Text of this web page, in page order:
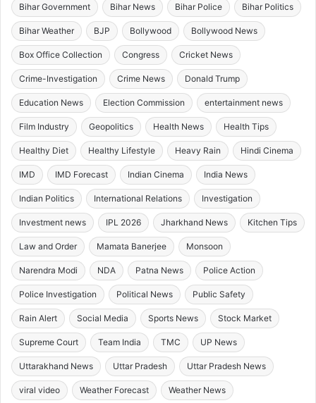
Bihar Government Bihar News Bihar Police Bihar Politics
Bihar Weather BJP Bollywood Bollywood News
Box Office Collection Congress Cricket News
Crime-Investigation Crime News Donald Trump
Education News Election Commission entertainment news
Film Industry Geopolitics Health News Health Tips
Healthy Diet Healthy Lifestyle Heavy Rain Hindi Cinema
IMD IMD Forecast Indian Cinema India News
Indian Politics International Relations Investigation
Investment news IPL 2026 Jharkhand News Kitchen Tips
Law and Order Mamata Banerjee Monsoon
Narendra Modi NDA Patna News Police Action
Police Investigation Political News Public Safety
Rain Alert Social Media Sports News Stock Market
Supreme Court Team India TMC UP News
Uttarakhand News Uttar Pradesh Uttar Pradesh News
viral video Weather Forecast Weather News